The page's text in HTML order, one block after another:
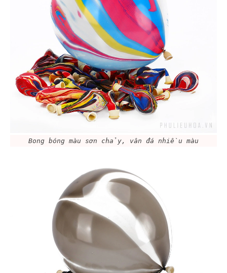
Bong bóng màu sơn chảy, vân đá nhiều màu